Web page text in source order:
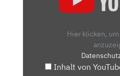
YOUTUBE
Hier klicken,
Inhalt von